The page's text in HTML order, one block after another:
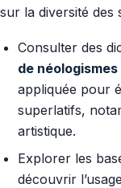
sur la diversité des
Consulter des
de néologismes
appliquée pour
superlatifs,
artistique.
Explorer les
découvrir